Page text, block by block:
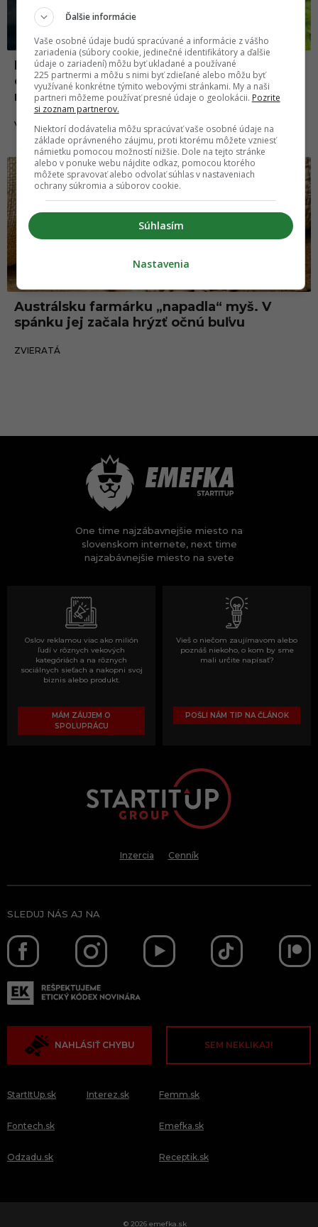
Farmár požiadal priateľku o ruku
originálne. Otázku „Vezmeš si ma?“
nasprejoval na dve kravy
VZŤAHY 09.08.2021
Austrálsku farmárku „napadla“ myš. V
spánku jej začala hrýzť očnú buľvu
ZVIERATÁ
Zvieratá
One time najzábavnejšie miesto na
slovenskom internete, next time
najzabávnejšie miesto na svete
Oslov reklamou viac ako milión
ľudí v rôznych vekových
kategóriách a na rôznych
sociálnych sieťach a nakopni svoj
biznis alebo produkt.
MÁM ZÁUJEM O
SPOLUPRÁCU
Vieš o niečom zaujímavom alebo
poznáš niekoho, o kom by sme
mali určite napísať?
POŠLI NÁM TIP NA ČLÁNOK
Inzercia Cenník
SLEDUJ NÁS AJ NA
NAHLÁSIŤ CHYBU SEM NEKLIKAJ!
StartItUp.sk
Fontech.sk
Odzadu.sk
Interez.sk Femm.sk
Emefka.sk
Receptik.sk
© 2026 emefka.sk
Ďalšie informácie
Vaše osobné údaje budú spracúvané a informácie z vášho
zariadenia (súbory cookie, jedinečné identifikátory a ďalšie
údaje o zariadení) môžu byť ukladané a používané
225 partnermi a môžu s nimi byť zdieľané alebo môžu byť
využívané konkrétne týmito webovými stránkami. My a naši
partneri môžeme používať presné údaje o geolokácii. Pozrite
si zoznam partnerov.
Niektorí dodávatelia môžu spracúvať vaše osobné údaje na
základe oprávneného záujmu, proti ktorému môžete vzniesť
námietku pomocou možností nižšie. Dole na tejto stránke
alebo v ponuke webu nájdite odkaz, pomocou ktorého
môžete spravovať alebo odvolať súhlas v nastaveniach
ochrany súkromia a súborov cookie.
Súhlasím
Nastavenia